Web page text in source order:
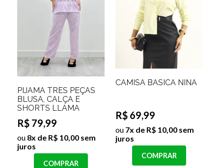
PIJAMA TRES PEÇAS
BLUSA, CALÇA E
SHORTS LLAMA
R$ 79,99
ou 8x de R$ 10,00 sem
juros
COMPRAR
CAMISA BASICA NINA
R$ 69,99
ou 7x de R$ 10,00 sem
juros
COMPRAR